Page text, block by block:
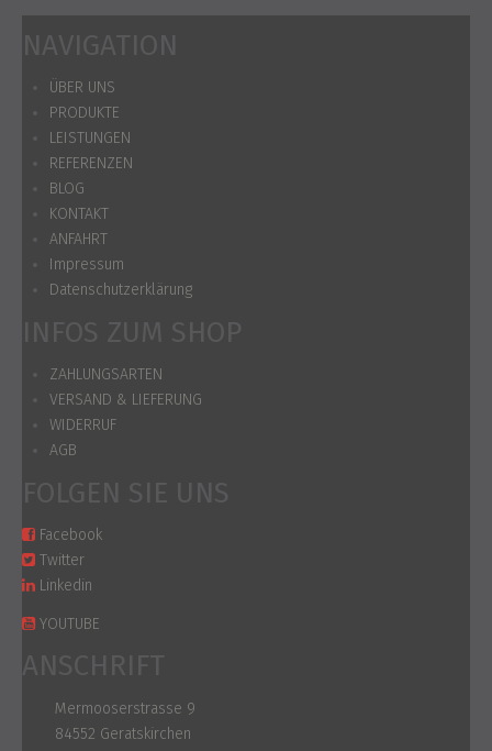
NAVIGATION
ÜBER UNS
PRODUKTE
LEISTUNGEN
REFERENZEN
BLOG
KONTAKT
ANFAHRT
Impressum
Datenschutzerklärung
INFOS ZUM SHOP
ZAHLUNGSARTEN
VERSAND & LIEFERUNG
WIDERRUF
AGB
FOLGEN SIE UNS
Facebook
Twitter
Linkedin
YOUTUBE
ANSCHRIFT
Mermooserstrasse 9
84552 Geratskirchen